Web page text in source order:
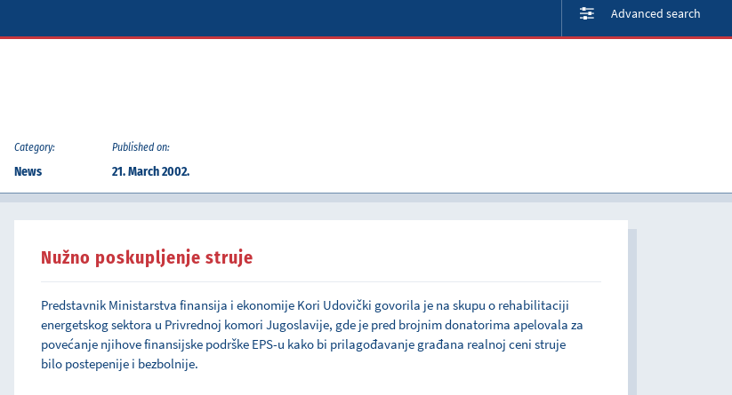
Advanced search
Category:
News
Published on:
21. March 2002.
Nužno poskupljenje struje
Predstavnik Ministarstva finansija i ekonomije Kori Udovički govorila je na skupu o rehabilitaciji
energetskog sektora u Privrednoj komori Jugoslavije, gde je pred brojnim donatorima apelovala za
povećanje njihove finansijske podrške EPS-u kako bi prilagođavanje građana realnoj ceni struje
bilo postepenije i bezbolnije.